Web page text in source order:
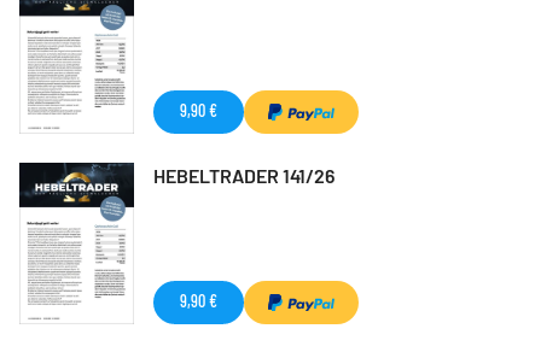
9,90 €
HEBELTRADER 141/26
9,90 €